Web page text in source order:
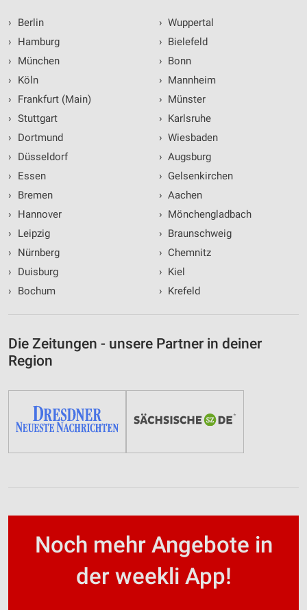
›
Berlin
›
Hamburg
›
München
›
Köln
›
Frankfurt (Main)
› Stuttgart
›
Dortmund
›
Düsseldorf
›
Essen
›
Bremen
›
Hannover
›
Leipzig
›
Nürnberg
›
Duisburg
›
Bochum
› Wuppertal
› Bielefeld
› Bonn
› Mannheim
› Münster
› Karlsruhe
› Wiesbaden
› Augsburg
› Gelsenkirchen
› Aachen
› Mönchengladbach
› Braunschweig
› Chemnitz
› Kiel
› Krefeld
Die Zeitungen - unsere Partner in deiner
Region
Noch mehr Angebote in
der weekli App!